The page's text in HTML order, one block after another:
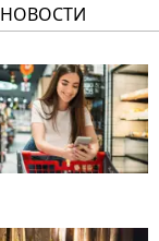
НОВОСТИ